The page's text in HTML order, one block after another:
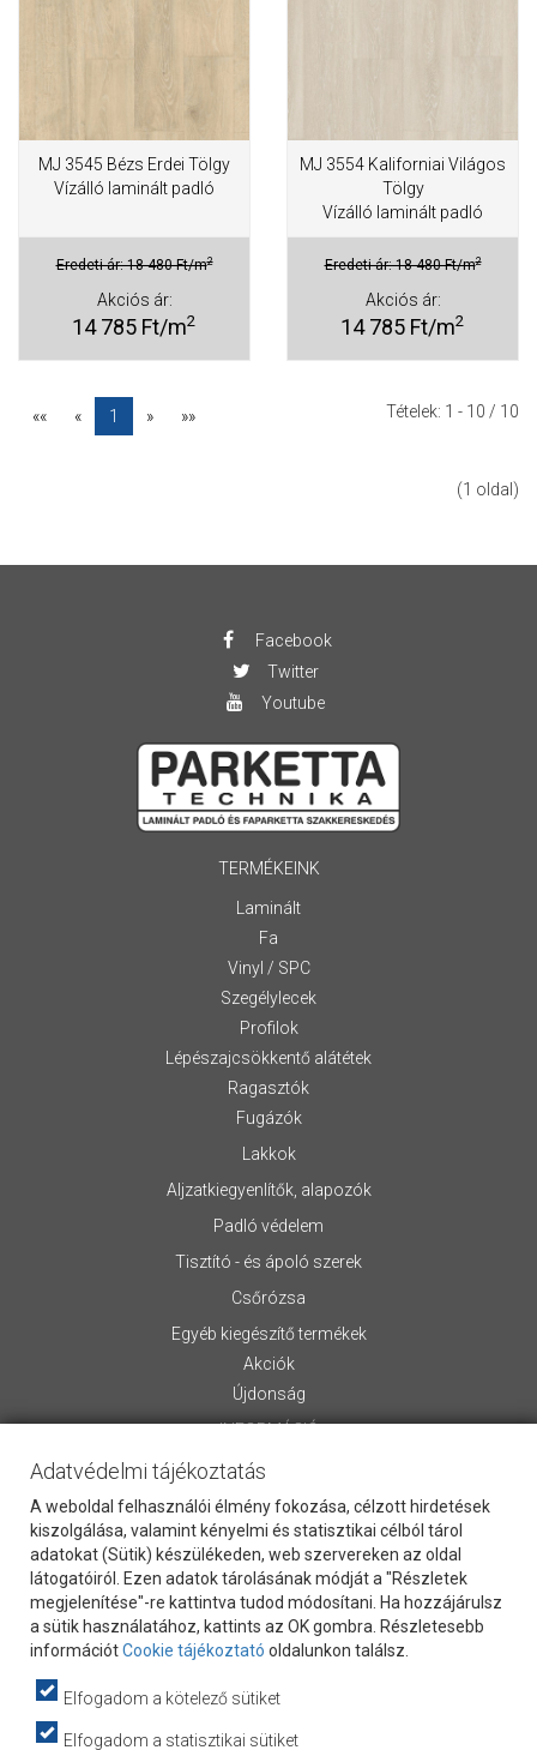
MJ 3545 Bézs Erdei Tölgy
Vízálló laminált padló
Eredeti ár: 18 480 Ft/m2
Akciós ár:
14 785 Ft/m2
MJ 3554 Kaliforniai Világos
Tölgy
Vízálló laminált padló
Eredeti ár: 18 480 Ft/m2
Akciós ár:
14 785 Ft/m2
«« « 1 » »» Tételek: 1 - 10 / 10
(1 oldal)
Facebook
Twitter
Youtube
TERMÉKEINK
Laminált
Fa
Vinyl / SPC
Szegélylecek
Profilok
Lépészajcsökkentő alátétek
Ragasztók
Fugázók
Lakkok
Aljzatkiegyenlítők, alapozók
Padló védelem
Tisztító - és ápoló szerek
Csőrózsa
Egyéb kiegészítő termékek
Akciók
Újdonság
INFORMÁCIÓ
Rólunk
Általános Szerződési Feltételek
Szállítási információk
Letölthető anyagok
Kapcsolat
Vevőszolgálat
Cookie Szabályzat
Hasznos információk
webpartners
Adatvédelmi tájékoztatás
A weboldal felhasználói élmény fokozása, célzott hirdetések
kiszolgálása, valamint kényelmi és statisztikai célból tárol
adatokat (Sütik) készülékeden, web szervereken az oldal
látogatóiról. Ezen adatok tárolásának módját a "Részletek
megjelenítése"-re kattintva tudod módosítani. Ha hozzájárulsz
a sütik használatához, kattints az OK gombra. Részletesebb
információtCookie tájékoztató oldalunkon találsz.
Elfogadom a kötelező sütiket
Elfogadom a statisztikai sütiket